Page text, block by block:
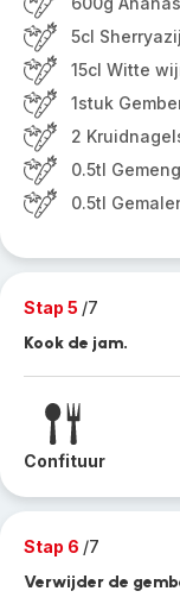
5cl
15cl Witte
1stuk
2
0.5tl
0.5tl
Stap 5 /7
Kook de jam.
Confituur
Stap 6 /7
Verwijder de